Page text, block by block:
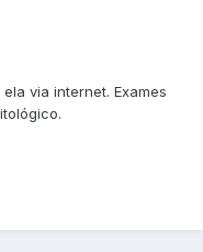
via internet. Exames